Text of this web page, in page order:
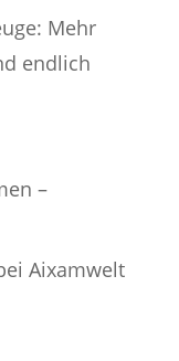
Mehr
endlich
–
Aixamwelt